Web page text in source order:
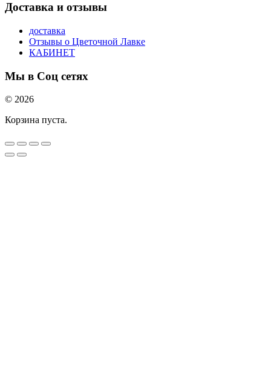
Доставка и отзывы
доставка
Отзывы о Цветочной Лавке
КАБИНЕТ
Мы в Соц сетях
© 2026
Корзина пуста.